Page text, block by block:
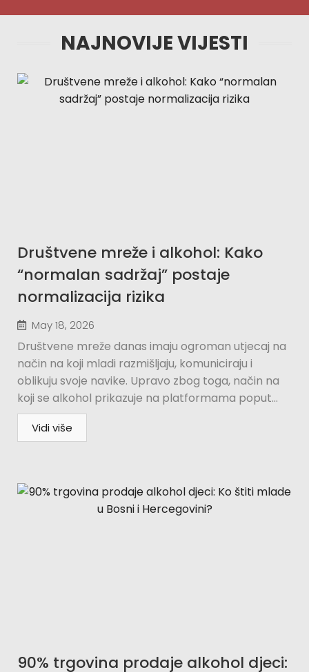
NAJNOVIJE VIJESTI
Društvene mreže i alkohol: Kako
“normalan sadržaj” postaje
normalizacija rizika
May 18, 2026
Društvene mreže danas imaju ogroman utjecaj na
način na koji mladi razmišljaju, komuniciraju i
oblikuju svoje navike. Upravo zbog toga, način na
koji se alkohol prikazuje na platformama poput...
Vidi više
90% trgovina prodaje alkohol djeci: